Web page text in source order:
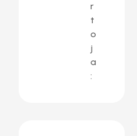
r
t
o
j
a
: